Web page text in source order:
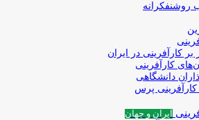
روشنفکرانه
کارآفرینی در ایران
کارآفرینی
دانشگاهی
پرس
ایران و جهان